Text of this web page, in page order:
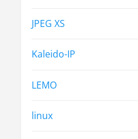
JPEG XS
Kaleido-IP
LEMO
linux